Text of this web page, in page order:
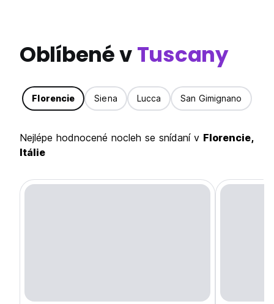
Oblíbené vTuscany
Florencie Siena Lucca San Gimignano
Nejlépe hodnocené nocleh se snídaní v Florencie,
Itálie